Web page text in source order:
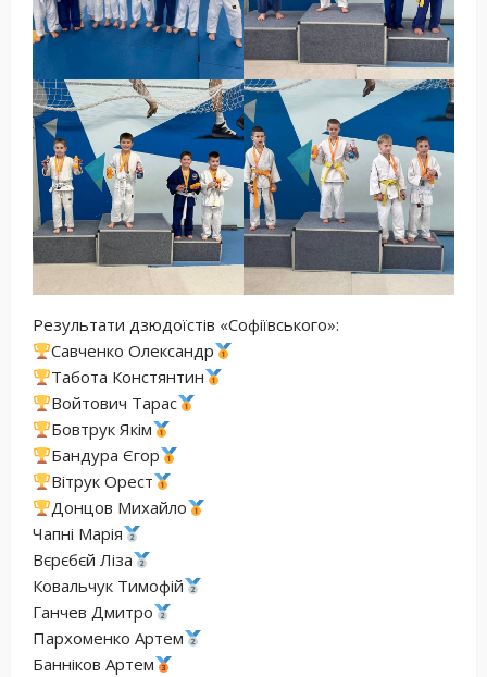
Результати дзюдоїстів «Софіївського»:
Савченко Олександр
Табота Констянтин
Войтович Тарас
Бовтрук Якім
Бандура Єгор
Вітрук Орест
Донцов Михайло
Чапні Марія
Вєрєбєй Ліза
Ковальчук Тимофій
Ганчев Дмитро
Пархоменко Артем
Банніков Артем